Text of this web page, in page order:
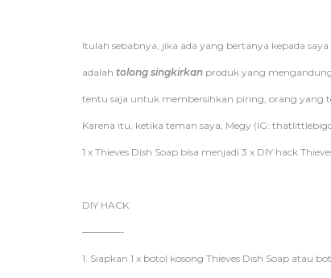
Itulah sebabnya, jika ada yang bertanya kepada
adalah tolong singkirkan produk yang
tentu saja untuk membersihkan piring, orang yang
Karena itu, ketika teman saya, Megy (IG:
1 x Thieves Dish Soap bisa menjadi 3 x DIY hack
DIY HACK
————-
1. Siapkan 1 x botol kosong Thieves Dish Soap atau